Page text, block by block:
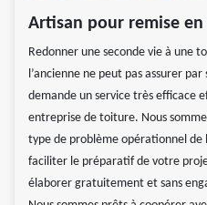
Artisan pour remise
Redonner une seconde vie à une
l’ancienne ne peut pas assurer
demande un service très efficace
entreprise de toiture. Nous
type de problème opérationnel de
faciliter le préparatif de votre
élaborer gratuitement et sans